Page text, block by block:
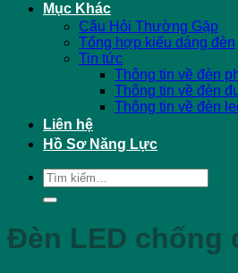
Mục Khác
Câu Hỏi Thường Gặp
Tổng hợp kiểu dáng đèn
Tin tức
Thông tin về đèn
Thông tin về đèn
Thông tin về đèn
Liên hệ
Hồ Sơ Năng Lực
Tìm
kiếm:
Đèn LED chống